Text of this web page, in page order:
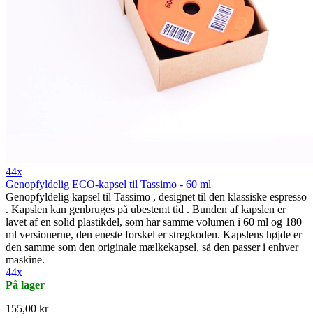
44x
Genopfyldelig ECO-kapsel til Tassimo - 60 ml
Genopfyldelig kapsel til Tassimo , designet til den klassiske espresso
. Kapslen kan genbruges på ubestemt tid . Bunden af kapslen er
lavet af en solid plastikdel, som har samme volumen i 60 ml og 180
ml versionerne, den eneste forskel er stregkoden. Kapslens højde er
den samme som den originale mælkekapsel, så den passer i enhver
maskine.
44x
På lager
155,00 kr